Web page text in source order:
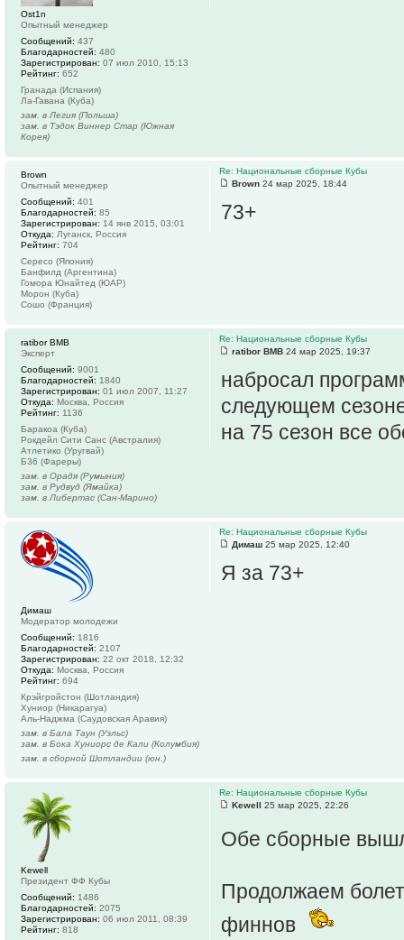
Ost1n
Опытный менеджер
Сообщений: 437
Благодарностей: 480
Зарегистрирован: 07 июл 2010, 15:13
Рейтинг: 652
Гранада (Испания)
Ла-Гавана (Куба)
зам. в Легия (Польша)
зам. в Тэдок Виннер Стар (Южная
Корея)
Re: Национальные сборные Кубы
Brown 24 мар 2025, 18:44
73+
Brown
Опытный менеджер
Сообщений: 401
Благодарностей: 85
Зарегистрирован: 14 янв 2015, 03:01
Откуда: Луганск, Россия
Рейтинг: 704
Сересо (Япония)
Банфилд (Аргентина)
Гомора Юнайтед (ЮАР)
Морон (Куба)
Сошо (Франция)
Re: Национальные сборные Кубы
ratibor BMB 24 мар 2025, 19:37
набросал
следующем
на 75 сезон все
ratibor BMB
Эксперт
Сообщений: 9001
Благодарностей: 1840
Зарегистрирован: 01 июл 2007, 11:27
Откуда: Москва, Россия
Рейтинг: 1136
Баракоа (Куба)
Рокдейл Сити Санс (Австралия)
Атлетико (Уругвай)
Б36 (Фареры)
зам. в Орадя (Румыния)
зам. в Рудвуд (Ямайка)
зам. в Либертас (Сан-Марино)
Re: Национальные сборные Кубы
Димаш 25 мар 2025, 12:40
Я за 73+
Димаш
Модератор молодежи
Сообщений: 1816
Благодарностей: 2107
Зарегистрирован: 22 окт 2018, 12:32
Откуда: Москва, Россия
Рейтинг: 694
Крэйгройстон (Шотландия)
Хуниор (Никарагуа)
Аль-Наджма (Саудовская Аравия)
зам. в Бала Таун (Уэльс)
зам. в Бока Хуниорс де Кали (Колумбия)
зам. в сборной Шотландии (юн.)
Re: Национальные сборные Кубы
Kewell 25 мар 2025, 22:26
Обе сборные
Продолжаем
финнов
Kewell
Президент ФФ Кубы
Сообщений: 1486
Благодарностей: 2075
Зарегистрирован: 06 июл 2011, 08:39
Рейтинг: 818